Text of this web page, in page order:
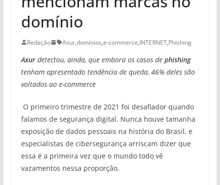
domínio
Redação Axur,domínios,e-commerce,INTERNET,Phishing
Axurdetectou, ainda, que embora os casos dephishing
tenham apresentado tendência de queda, 46% deles são
voltados ao e-commerce
O primeiro trimestre de 2021 foi desafiador quando
falamos de segurança digital. Nunca houve tamanha
exposição de dados pessoais na história do Brasil, e
especialistas de cibersegurança arriscam dizer que
essa é a primeira vez que o mundo todo vê
vazamentos nessa proporção.